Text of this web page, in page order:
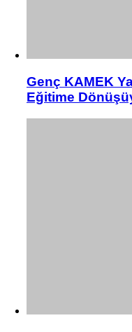
Genç KAMEK
Eğitime